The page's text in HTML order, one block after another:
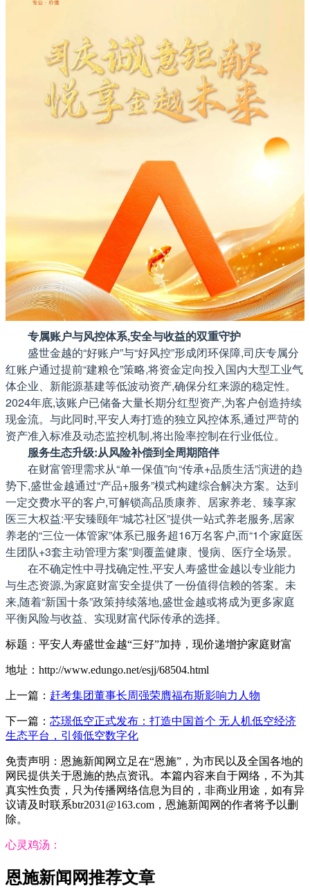
专属账户与风控体系,安全与收益的双重守护
盛世金越的“好账户”与“好风控”形成闭环保障,司庆专属分
红账户通过提前“建粮仓”策略,将资金定向投入国内大型工业气
体企业、新能源基建等低波动资产,确保分红来源的稳定性。
2024年底,该账户已储备大量长期分红型资产,为客户创造持续
现金流。与此同时,平安人寿打造的独立风控体系,通过严苛的
资产准入标准及动态监控机制,将出险率控制在行业低位。
服务生态升级:从风险补偿到全周期陪伴
在财富管理需求从“单一保值”向“传承+品质生活”演进的趋
势下,盛世金越通过“产品+服务”模式构建综合解决方案。达到
一定交费水平的客户,可解锁高品质康养、居家养老、臻享家
医三大权益:平安臻颐年“城芯社区”提供一站式养老服务,居家
养老的“三位一体管家”体系已服务超16万名客户,而“1个家庭医
生团队+3套主动管理方案”则覆盖健康、慢病、医疗全场景。
在不确定性中寻找确定性,平安人寿盛世金越以专业能力
与生态资源,为家庭财富安全提供了一份值得信赖的答案。未
来,随着“新国十条”政策持续落地,盛世金越或将成为更多家庭
平衡风险与收益、实现财富代际传承的选择。
标题：平安人寿盛世金越“三好”加持，现价递增护家庭财富
地址：http://www.edungo.net/esjj/68504.html
上一篇： 赶考集团董事长周强荣膺福布斯影响力人物
下一篇： 芯璟低空正式发布：打造中国⾸个 ⽆⼈机低空经济
⽣态平台，引领低空数字化
免责声明：恩施新闻网立足在“恩施”，为市民以及全国各地的
网民提供关于恩施的热点资讯。本篇内容来自于网络，不为其
真实性负责，只为传播网络信息为目的，非商业用途，如有异
议请及时联系btr2031@163.com，恩施新闻网的作者将予以删
除。
心灵鸡汤：
恩施新闻网推荐文章